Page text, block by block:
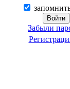
Забыли